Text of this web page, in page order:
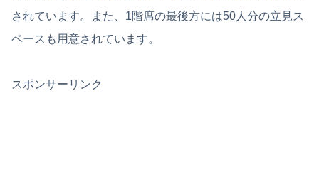
されています。また、1階席の最後方には50人分の立見ス
ペースも用意されています。
スポンサーリンク